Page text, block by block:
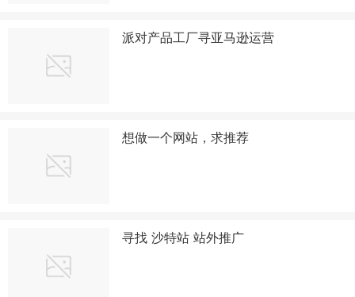
派对产品工厂寻亚马逊运营
想做一个网站，求推荐
寻找 沙特站 站外推广